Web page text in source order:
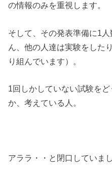
の情報のみを重視します。
そして、その発表準備に1
ん、他の人達は実験をした
り組んでいます）。
1回しかしていない試験を
か、考えている人。
アララ・・と閉口していま